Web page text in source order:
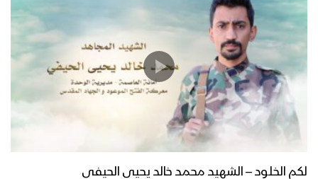
لكم الخلود – الشهيد محمد خالد يحيى الحيفي